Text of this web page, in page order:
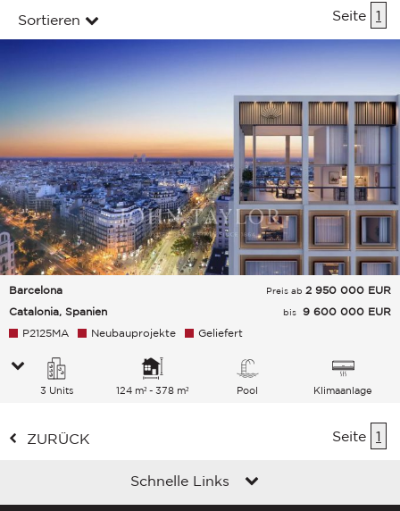
Sortieren Seite 1
Barcelona
Catalonia, Spanien
Preis ab 2 950 000 EUR
bis 9 600 000 EUR
P2125MA
Neubauprojekte Geliefert
3 Units 124 m² - 378 m² Pool Klimaanlage
ZURÜCK Seite 1
Schnelle Links